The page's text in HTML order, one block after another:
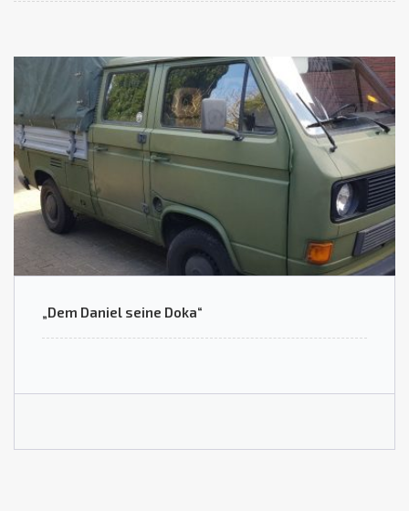
„Dem Daniel seine Doka“